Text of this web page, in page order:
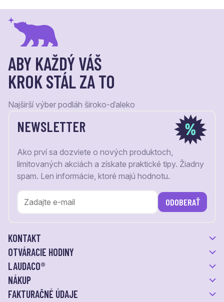
ABY KAŽDÝ VÁŠ
KROK STÁL ZA TO
Najširší výber podláh široko-ďaleko
NEWSLETTER
Ako prví sa dozviete o nových produktoch,
limitovaných akciách a získate praktické tipy. Žiadny
spam. Len informácie, ktoré majú hodnotu.
ODOBERAŤ
KONTAKT
OTVÁRACIE HODINY
LAUDACO®
NÁKUP
FAKTURAČNÉ ÚDAJE